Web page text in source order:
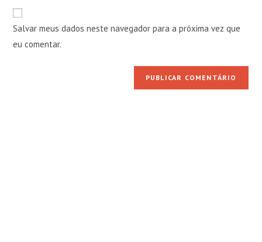
para
comentar
para
comentar
do
seu
site
Salvar meus dados neste navegador para a próxima vez que
eu comentar.